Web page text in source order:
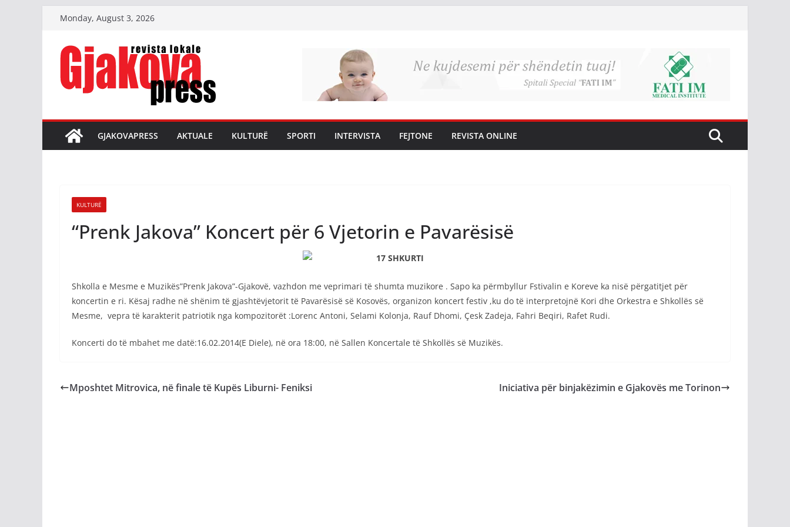
content
Monday, August 3, 2026
GJAKOVAPRESS AKTUALE KULTURË SPORTI INTERVISTA FEJTONE REVISTA ONLINE
KULTURË
“Prenk Jakova” Koncert për 6 Vjetorin e Pavarësisë
Shkolla e Mesme e Muzikës”Prenk Jakova”-Gjakovë, vazhdon me veprimari të shumta muzikore . Sapo ka përmbyllur Fstivalin e Koreve ka nisë përgatitjet për
koncertin e ri. Kësaj radhe në shënim të gjashtëvjetorit të Pavarësisë së Kosovës, organizon koncert festiv ,ku do të interpretojnë Kori dhe Orkestra e Shkollës së
Mesme, vepra të karakterit patriotik nga kompozitorët :Lorenc Antoni, Selami Kolonja, Rauf Dhomi, Çesk Zadeja, Fahri Beqiri, Rafet Rudi.
Koncerti do të mbahet me datë:16.02.2014(E Diele), në ora 18:00, në Sallen Koncertale të Shkollës së Muzikës.
Mposhtet Mitrovica, në finale të Kupës Liburni- Feniksi Iniciativa për binjakëzimin e Gjakovës me Torinon